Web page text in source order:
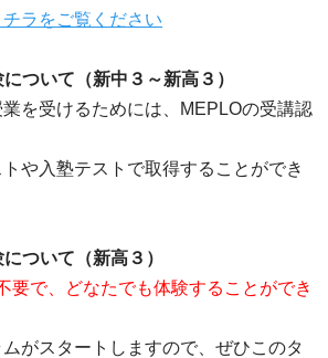
ラをご覧ください
ついて（新中３～新高３）
を受けるためには、MEPLOの受講認
や入塾テストで取得することができ
ついて（新高３）
要で、どなたでも体験することができ
がスタートしますので、ぜひこのタ